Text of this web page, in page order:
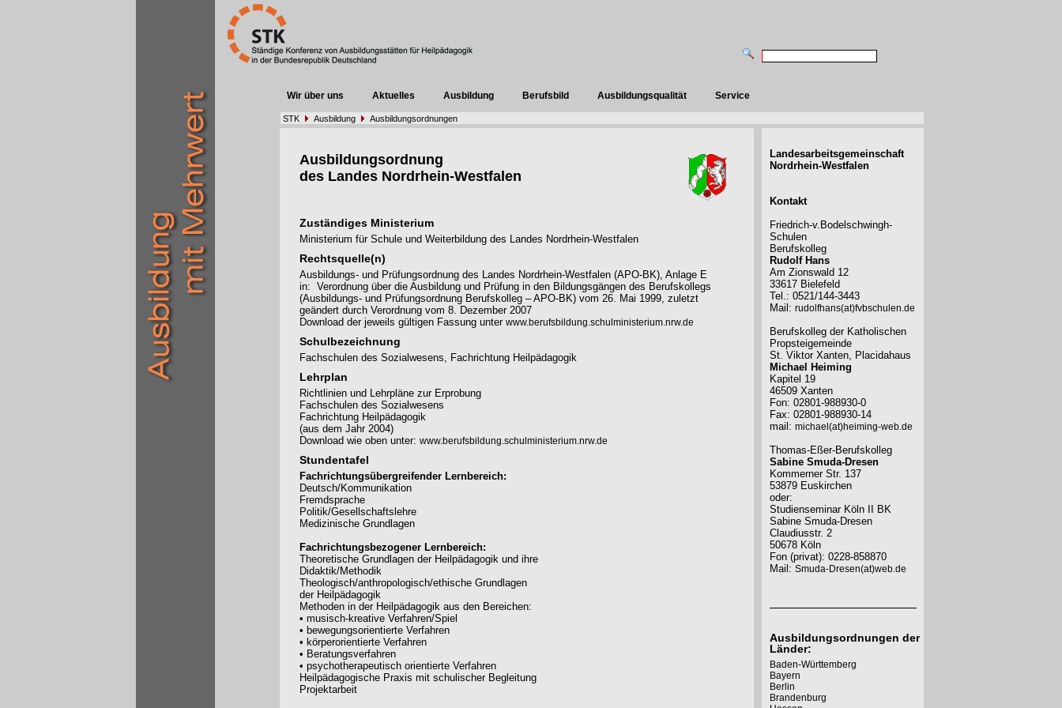
Wir über uns Aktuelles Ausbildung Berufsbild Ausbildungsqualität Service
STK Ausbildung Ausbildungsordnungen
Ausbildungsordnung
des Landes Nordrhein-Westfalen
Zuständiges Ministerium
Ministerium für Schule und Weiterbildung des Landes Nordrhein-Westfalen
Rechtsquelle(n)
Ausbildungs- und Prüfungsordnung des Landes Nordrhein-Westfalen (APO-BK), Anlage E
in: Verordnung über die Ausbildung und Prüfung in den Bildungsgängen des Berufskollegs
(Ausbildungs- und Prüfungsordnung Berufskolleg – APO-BK) vom 26. Mai 1999, zuletzt
geändert durch Verordnung vom 8. Dezember 2007
Download der jeweils gültigen Fassung unter www.berufsbildung.schulministerium.nrw.de
Schulbezeichnung
Fachschulen des Sozialwesens, Fachrichtung Heilpädagogik
Lehrplan
Richtlinien und Lehrpläne zur Erprobung
Fachschulen des Sozialwesens
Fachrichtung Heilpädagogik
(aus dem Jahr 2004)
Download wie oben unter: www.berufsbildung.schulministerium.nrw.de
Stundentafel
Fachrichtungsübergreifender Lernbereich:
Deutsch/Kommunikation
Fremdsprache
Politik/Gesellschaftslehre
Medizinische Grundlagen
Fachrichtungsbezogener Lernbereich:
Theoretische Grundlagen der Heilpädagogik und ihre
Didaktik/Methodik
Theologisch/anthropologisch/ethische Grundlagen
der Heilpädagogik
Methoden in der Heilpädagogik aus den Bereichen:
• musisch-kreative Verfahren/Spiel
• bewegungsorientierte Verfahren
• körperorientierte Verfahren
• Beratungsverfahren
• psychotherapeutisch orientierte Verfahren
Heilpädagogische Praxis mit schulischer Begleitung
Projektarbeit
Landesarbeitsgemeinschaft
Nordrhein-Westfalen
Kontakt
Friedrich-v.Bodelschwingh-
Schulen
Berufskolleg
Rudolf Hans
Am Zionswald 12
33617 Bielefeld
Tel.: 0521/144-3443
Mail: rudolfhans(at)fvbschulen.de
Berufskolleg der Katholischen
Propsteigemeinde
St. Viktor Xanten, Placidahaus
Michael Heiming
Kapitel 19
46509 Xanten
Fon: 02801-988930-0
Fax: 02801-988930-14
mail: michael(at)heiming-web.de
Thomas-Eßer-Berufskolleg
Sabine Smuda-Dresen
Kommerner Str. 137
53879 Euskirchen
oder:
Studienseminar Köln II BK
Sabine Smuda-Dresen
Claudiusstr. 2
50678 Köln
Fon (privat): 0228-858870
Mail: Smuda-Dresen(at)web.de
Ausbildungsordnungen der
Länder:
Baden-Württemberg
Bayern
Berlin
Brandenburg